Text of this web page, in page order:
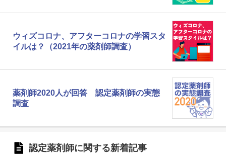
ウィズコロナ、アフターコロナの学習スタ
イルは？（2021年の薬剤師調査）
薬剤師2020人が回答 認定薬剤師の実態
調査
認定薬剤師に関する新着記事